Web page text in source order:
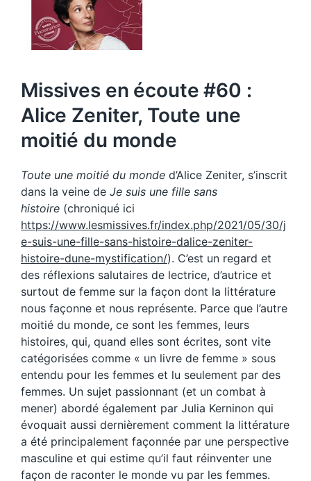
Missives en écoute #60 :
Alice Zeniter, Toute une
moitié du monde
Toute une moitié du monde d’Alice Zeniter, s’inscrit
dans la veine de Je suis une fille sans
histoire (chroniqué ici
https://www.lesmissives.fr/index.php/2021/05/30/j
e-suis-une-fille-sans-histoire-dalice-zeniter-
histoire-dune-mystification/). C’est un regard et
des réflexions salutaires de lectrice, d’autrice et
surtout de femme sur la façon dont la littérature
nous façonne et nous représente. Parce que l’autre
moitié du monde, ce sont les femmes, leurs
histoires, qui, quand elles sont écrites, sont vite
catégorisées comme « un livre de femme » sous
entendu pour les femmes et lu seulement par des
femmes. Un sujet passionnant (et un combat à
mener) abordé également par Julia Kerninon qui
évoquait aussi dernièrement comment la littérature
a été principalement façonnée par une perspective
masculine et qui estime qu’il faut réinventer une
façon de raconter le monde vu par les femmes.